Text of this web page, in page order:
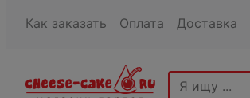
Как заказать Оплата Доставка